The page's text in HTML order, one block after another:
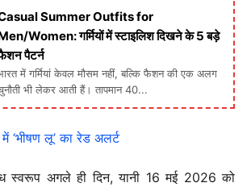
Summer Outfits for
Women: गर्मियों में स्टाइलिश दिखने के 5 बड़े
पैटर्न
में गर्मियां केवल मौसम नहीं, बल्कि फैशन की एक अलग
भी लेकर आती हैं। तापमान 40...
‘भीषण लू’ का रेड अलर्ट
स्वरूप अगले ही दिन, यानी 16 मई 2026 को